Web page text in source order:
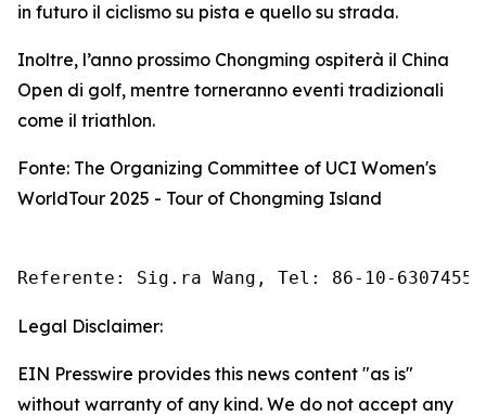
in futuro il ciclismo su pista e quello su strada.
Inoltre, l’anno prossimo Chongming ospiterà il China
Open di golf, mentre torneranno eventi tradizionali
come il triathlon.
Fonte: The Organizing Committee of UCI Women's
WorldTour 2025 - Tour of Chongming Island
Referente: Sig.ra Wang, Tel: 86-10-63074558
Legal Disclaimer:
EIN Presswire provides this news content "as is"
without warranty of any kind. We do not accept any